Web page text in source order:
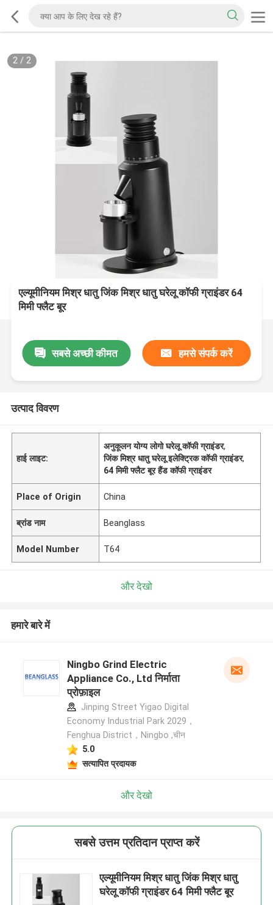
2/ 2
एल्यूमीनियम मिश्र धातु जिंक मिश्र धातु घरेलू कॉफी ग्राइंडर 64
मिमी फ्लैट बूर
सबसे अच्छी कीमत हमसे संपर्क करें
उत्पाद विवरण
हाई लाइट:
अनुकूलन योग्य लोगो घरेलू कॉफी ग्राइंडर,
जिंक मिश्र धातु घरेलू इलेक्ट्रिक कॉफी ग्राइंडर,
64 मिमी फ्लैट बूर हैंड कॉफी ग्राइंडर
Place of Origin China
ब्रांड नाम Beanglass
Model Number T64
और देखो
हमारे बारे में
Ningbo Grind Electric
Appliance Co., Ltd निर्माता
प्रोफ़ाइल
Jinping Street Yigao Digital
Economy Industrial Park 2029，
Fenghua District，Ningbo ,चीन
5.0
सत्यापित प्रदायक
और देखो
सबसे उत्तम प्रतिदान प्राप्त करें
एल्यूमीनियम मिश्र धातु जिंक मिश्र धातु
घरेलू कॉफी ग्राइंडर 64 मिमी फ्लैट बूर